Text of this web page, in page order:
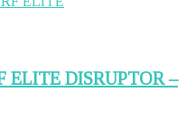
ELITE DISRUPTOR –